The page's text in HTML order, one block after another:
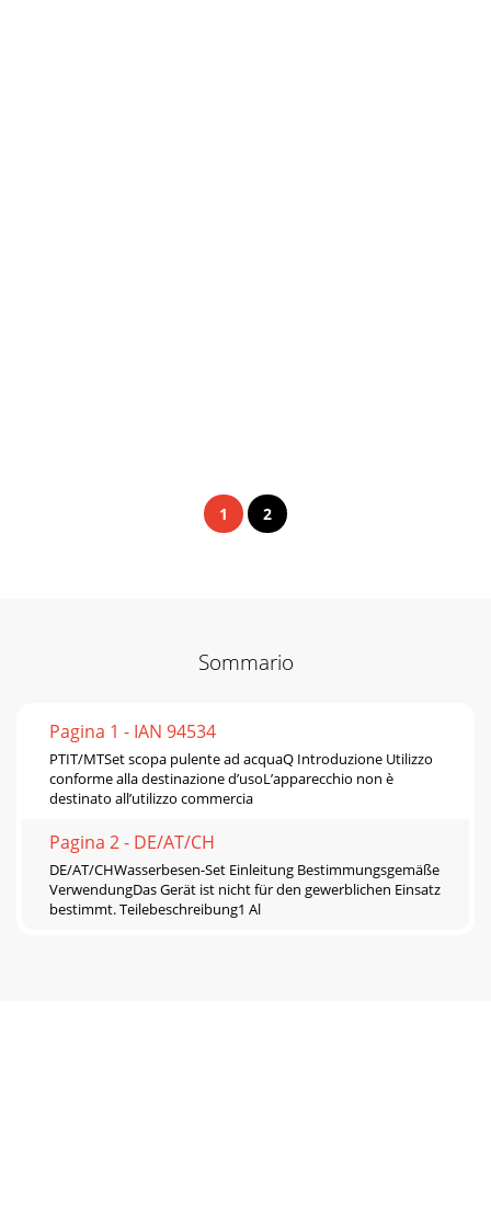
1 2
Sommario
Pagina 1 - IAN 94534
PTIT/MTSet scopa pulente ad acquaQ Introduzione Utilizzo
conforme alla destinazione d’usoL’apparecchio non è
destinato all’utilizzo commercia
Pagina 2 - DE/AT/CH
DE/AT/CHWasserbesen-Set Einleitung Bestimmungsgemäße
VerwendungDas Gerät ist nicht für den gewerblichen Einsatz
bestimmt. Teilebeschreibung1 Al